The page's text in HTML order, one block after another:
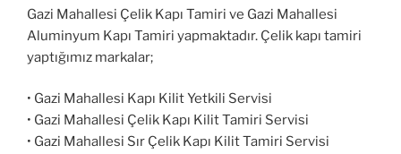
Gazi Mahallesi Çelik Kapı Tamiri ve Gazi Mahallesi
Aluminyum Kapı Tamiri yapmaktadır. Çelik kapı tamiri
yaptığımız markalar;
• Gazi Mahallesi Kapı Kilit Yetkili Servisi
• Gazi Mahallesi Çelik Kapı Kilit Tamiri Servisi
• Gazi Mahallesi Sır Çelik Kapı Kilit Tamiri Servisi